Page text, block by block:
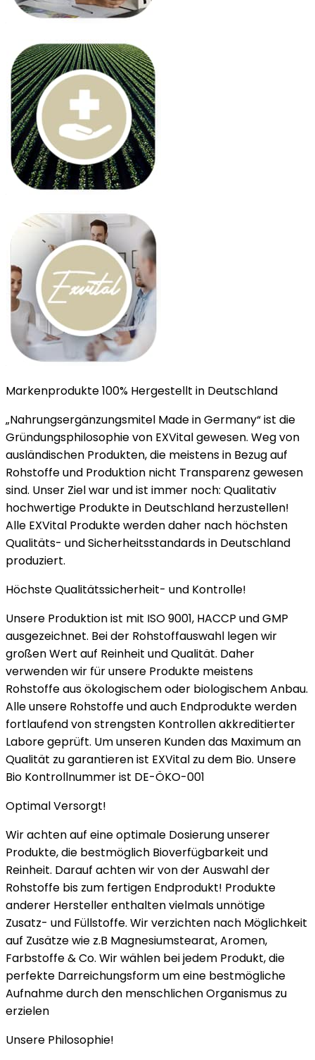
Markenprodukte 100% Hergestellt in Deutschland
„Nahrungsergänzungsmitel Made in Germany“ ist die
Gründungsphilosophie von EXVital gewesen. Weg von
ausländischen Produkten, die meistens in Bezug auf
Rohstoffe und Produktion nicht Transparenz gewesen
sind. Unser Ziel war und ist immer noch: Qualitativ
hochwertige Produkte in Deutschland herzustellen!
Alle EXVital Produkte werden daher nach höchsten
Qualitäts- und Sicherheitsstandards in Deutschland
produziert.
Höchste Qualitätssicherheit- und Kontrolle!
Unsere Produktion ist mit ISO 9001, HACCP und GMP
ausgezeichnet. Bei der Rohstoffauswahl legen wir
großen Wert auf Reinheit und Qualität. Daher
verwenden wir für unsere Produkte meistens
Rohstoffe aus ökologischem oder biologischem Anbau.
Alle unsere Rohstoffe und auch Endprodukte werden
fortlaufend von strengsten Kontrollen akkreditierter
Labore geprüft. Um unseren Kunden das Maximum an
Qualität zu garantieren ist EXVital zu dem Bio. Unsere
Bio Kontrollnummer ist DE-ÖKO-001
Optimal Versorgt!
Wir achten auf eine optimale Dosierung unserer
Produkte, die bestmöglich Bioverfügbarkeit und
Reinheit. Darauf achten wir von der Auswahl der
Rohstoffe bis zum fertigen Endprodukt! Produkte
anderer Hersteller enthalten vielmals unnötige
Zusatz- und Füllstoffe. Wir verzichten nach Möglichkeit
auf Zusätze wie z.B Magnesiumstearat, Aromen,
Farbstoffe & Co. Wir wählen bei jedem Produkt, die
perfekte Darreichungsform um eine bestmögliche
Aufnahme durch den menschlichen Organismus zu
erzielen
Unsere Philosophie!